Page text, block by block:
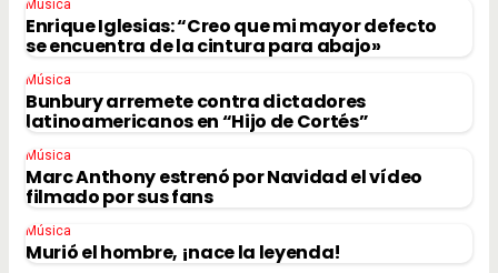
Música
Enrique Iglesias: “Creo que mi mayor defecto
se encuentra de la cintura para abajo»
Música
Bunbury arremete contra dictadores
latinoamericanos en “Hijo de Cortés”
Música
Marc Anthony estrenó por Navidad el vídeo
filmado por sus fans
Música
Murió el hombre, ¡nace la leyenda!